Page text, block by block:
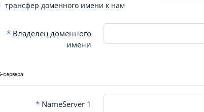
трансфер доменного имени к нам
* Владелец доменного
имени
сервера
* NameServer 1